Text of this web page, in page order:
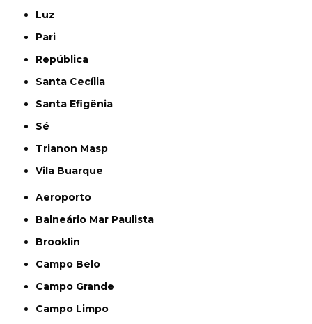
Luz
Pari
República
Santa Cecília
Santa Efigênia
Sé
Trianon Masp
Vila Buarque
Aeroporto
Balneário Mar Paulista
Brooklin
Campo Belo
Campo Grande
Campo Limpo